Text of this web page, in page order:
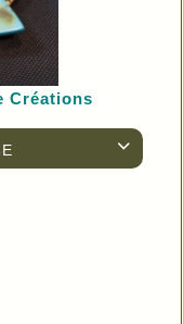
Créations
